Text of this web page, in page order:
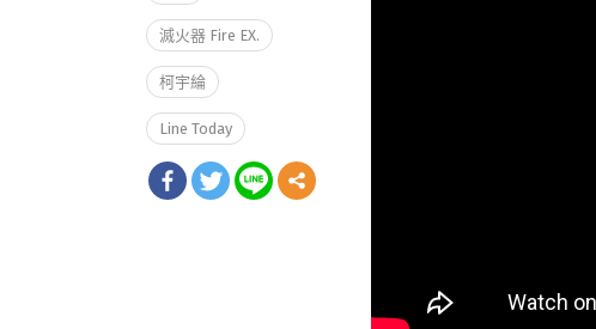
滅火器 Fire EX.
柯宇綸
Line Today